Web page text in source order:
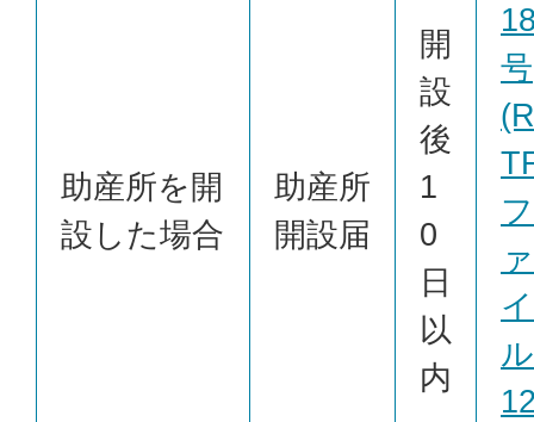
助産所を開
設した場合
助産所
開設届
開
設
後
1
0
日
以
内
号
(R
フ
ァ
イ